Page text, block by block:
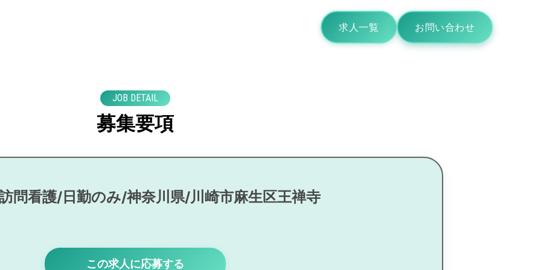
求人一覧 お問い合わせ
JOB DETAIL
募集要項
問看護/日勤のみ/神奈川県/川崎市麻生区王禅寺
この求人に応募する